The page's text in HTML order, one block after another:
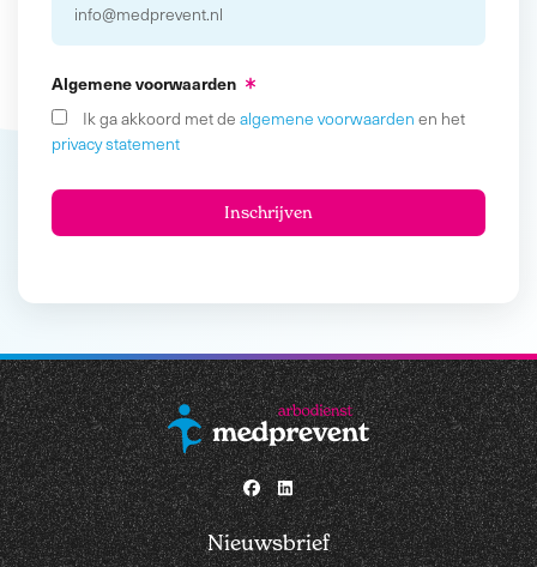
info@medprevent.nl
Algemene voorwaarden
Ik ga akkoord met de algemene voorwaarden en het
privacy statement
Nieuwsbrief